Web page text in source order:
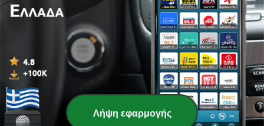
100% 90
Downtown - House & Tech
house
Λήψη εφαρμογής